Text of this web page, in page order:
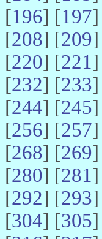
[196] [197
[208] [209
[220] [221
[232] [233
[244] [245
[256] [257
[268] [269
[280] [281
[292] [293
[304] [305